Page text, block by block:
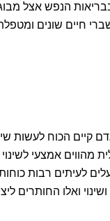
הנפש אצל
חיים שונים
קיים הכוח לעשות
מהווים אמצעי
לעיתים רבות
ואלו החותרים